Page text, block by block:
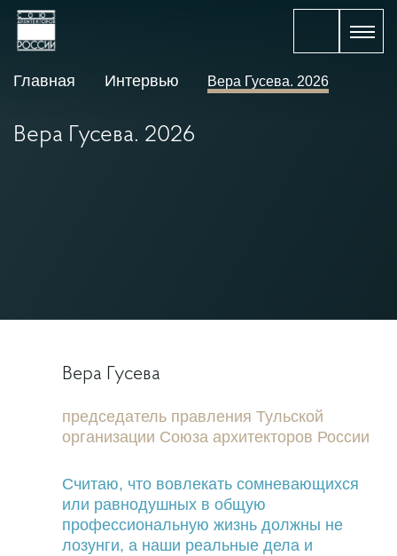
Главная Интервью Вера Гусева. 2026
Вера Гусева. 2026
Вера Гусева
председатель правления Тульской
организации Союза архитекторов России
Считаю, что вовлекать сомневающихся
или равнодушных в общую
профессиональную жизнь должны не
лозунги, а наши реальные дела и